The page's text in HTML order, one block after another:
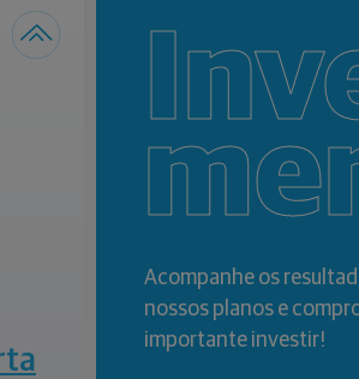
Acompanhe os
nossos planos e
importante investir!